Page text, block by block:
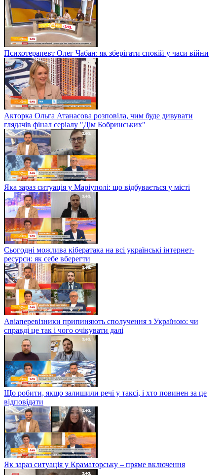
Психотерапевт Олег Чабан: як зберігати спокій у часи війни
Акторка Ольга Атанасова розповіла, чим буде дивувати
глядачів фінал серіалу "Дім Бобринських"
Яка зараз ситуація у Маріуполі: що відбувається у місті
Сьогодні можлива кібератака на всі українські інтернет-
ресурси: як себе вберегти
Авіаперевізники припиняють сполучення з Україною: чи
справді це так і чого очікувати далі
Що робити, якщо залишили речі у таксі, і хто повинен за це
відповідати
Як зараз ситуація у Краматорську – пряме включення